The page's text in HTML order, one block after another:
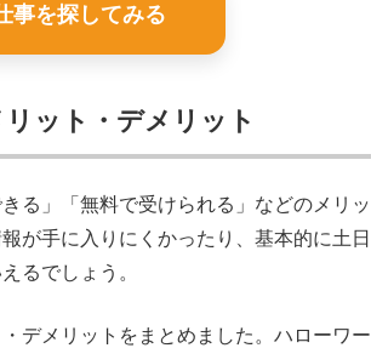
事を探してみる
ット・デメリット
る」「無料で受けられる」などのメリッ
が手に入りにくかったり、基本的に土日
るでしょう。
デメリットをまとめました。ハローワー